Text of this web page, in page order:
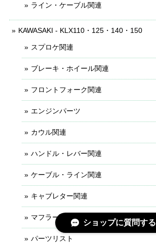
ライン・ケーブル関連
KAWASAKI - KLX110・125・140・150
スプロケ関連
ブレーキ・ホイール関連
フロントフォーク関連
エンジンパーツ
カウル関連
ハンドル・レバー関連
ケーブル・ライン関連
キャブレター関連
マフラー関連
パーツリスト
ショップに質問する